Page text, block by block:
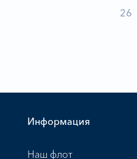
26
Информация
Наш флот